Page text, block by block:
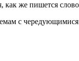
как же пишется
с